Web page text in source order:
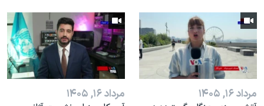
مرداد ۱۶, ۱۴۰۵ مرداد ۱۶, ۱۴۰۵